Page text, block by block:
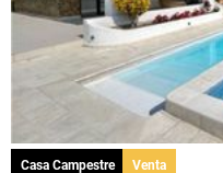
Casa Campestre Venta